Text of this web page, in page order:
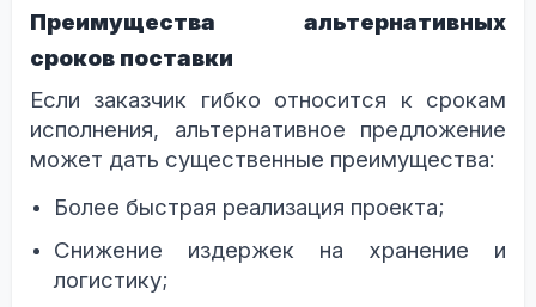
Преимущества альтернативных
сроков поставки
Если заказчик гибко относится к срокам
исполнения, альтернативное предложение
может дать существенные преимущества:
Более быстрая реализация проекта;
Снижение издержек на хранение и
логистику;